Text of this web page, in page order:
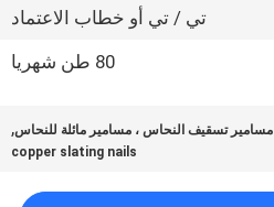
تي / تي أو خطاب الاعتماد
80 طن شهريا
مسامير تسقيف النحاس ، مسامير مائلة للنحاس,
copper slating nails